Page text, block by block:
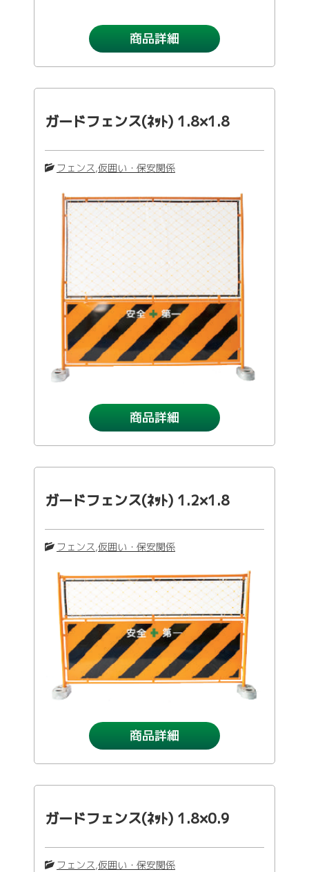
商品詳細
ガードフェンス(ﾈｯﾄ) 1.8×1.8
仮囲い・保安関係
,
フェンス
商品詳細
ガードフェンス(ﾈｯﾄ) 1.2×1.8
仮囲い・保安関係
,
フェンス
商品詳細
ガードフェンス(ﾈｯﾄ) 1.8×0.9
仮囲い・保安関係
,
フェンス